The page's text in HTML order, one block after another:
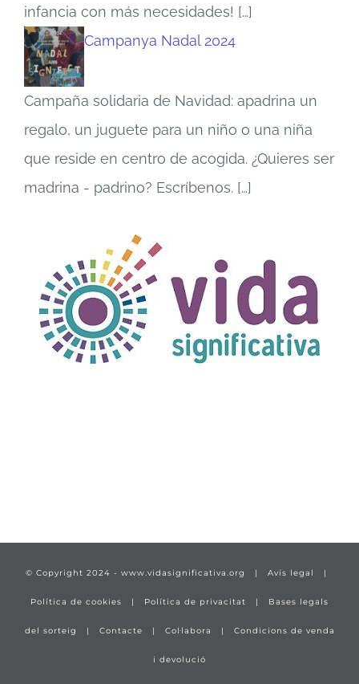
infancia con más necesidades! […]
Campanya Nadal 2024
Campaña solidaria de Navidad: apadrina un
regalo, un juguete para un niño o una niña
que reside en centro de acogida. ¿Quieres ser
madrina - padrino? Escríbenos. […]
© Copyright 2024 - www.vidasignificativa.org | Avís legal |
Política de cookies | Política de privacitat | Bases legals
del sorteig | Contacte | Col·labora | Condicions de venda
i devolució